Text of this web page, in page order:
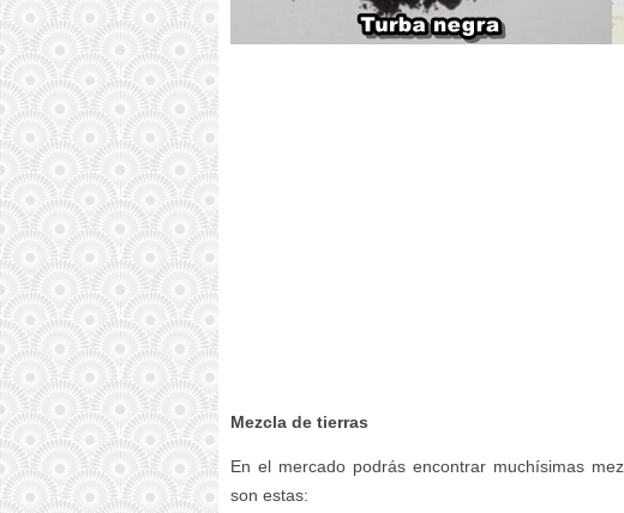
Mezcla de tierras
En el mercado podrás encontrar muchísimas
son estas: